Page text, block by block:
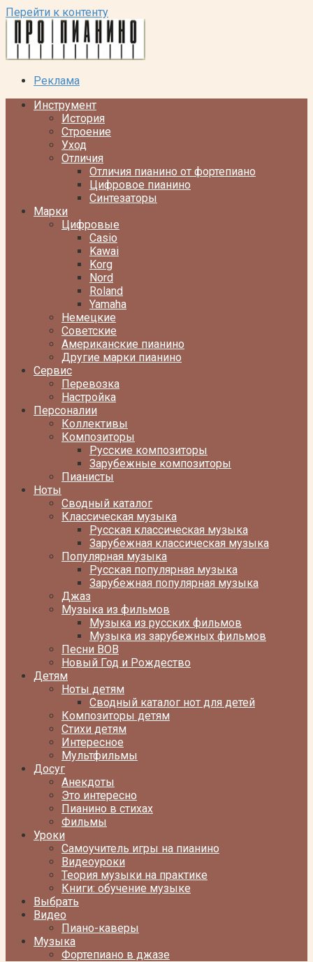
Перейти к контенту
Реклама
Инструмент
История
Строение
Уход
Отличия
Отличия пианино от фортепиано
Цифровое пианино
Синтезаторы
Марки
Цифровые
Casio
Kawai
Korg
Nord
Roland
Yamaha
Немецкие
Советские
Американские пианино
Другие марки пианино
Сервис
Перевозка
Настройка
Персоналии
Коллективы
Композиторы
Русские композиторы
Зарубежные композиторы
Пианисты
Ноты
Сводный каталог
Классическая музыка
Русская классическая музыка
Зарубежная классическая музыка
Популярная музыка
Русская популярная музыка
Зарубежная популярная музыка
Джаз
Музыка из фильмов
Музыка из русских фильмов
Музыка из зарубежных фильмов
Песни ВОВ
Новый Год и Рождество
Детям
Ноты детям
Сводный каталог нот для детей
Композиторы детям
Стихи детям
Интересное
Мультфильмы
Досуг
Анекдоты
Это интересно
Пианино в стихах
Фильмы
Уроки
Самоучитель игры на пианино
Видеоуроки
Теория музыки на практике
Книги: обучение музыке
Выбрать
Видео
Пиано-каверы
Музыка
Фортепиано в джазе